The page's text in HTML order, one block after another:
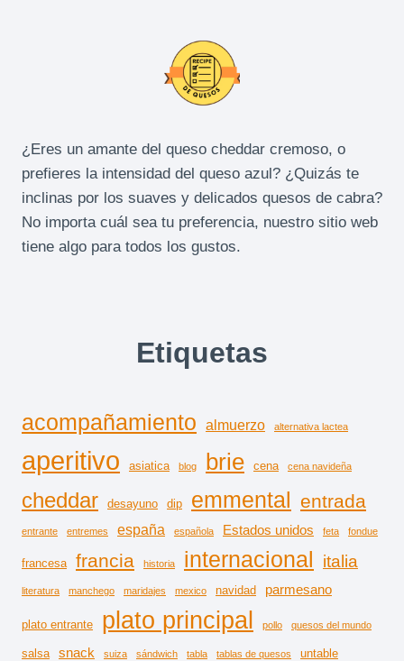
¿Eres un amante del queso cheddar cremoso, o
prefieres la intensidad del queso azul? ¿Quizás te
inclinas por los suaves y delicados quesos de cabra?
No importa cuál sea tu preferencia, nuestro sitio web
tiene algo para todos los gustos.
Etiquetas
acompañamiento almuerzo alternativa lactea
aperitivo asiatica blog brie cena cena navideña
cheddar desayuno dip emmental entrada
entrante entremes españa española Estados unidos feta fondue
francesa francia historia internacional italia
literatura manchego maridajes mexico navidad parmesano
plato entrante plato principal pollo quesos del mundo
salsa snack suiza sándwich tabla tablas de quesos untable